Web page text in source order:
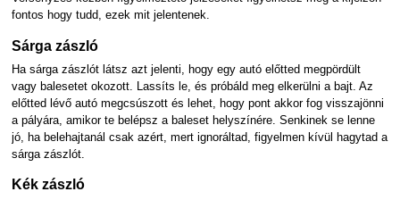
fontos hogy tudd, ezek mit jelentenek.
Sárga zászló
Ha sárga zászlót látsz azt jelenti, hogy egy autó előtted megpördült
vagy balesetet okozott. Lassíts le, és próbáld meg elkerülni a bajt. Az
előtted lévő autó megcsúszott és lehet, hogy pont akkor fog visszajönni
a pályára, amikor te belépsz a baleset helyszínére. Senkinek se lenne
jó, ha belehajtanál csak azért, mert ignoráltad, figyelmen kívül hagytad a
sárga zászlót.
Kék zászló